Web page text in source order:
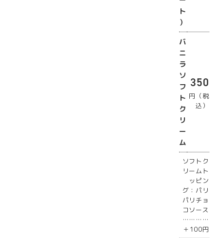
ト
）
バ
ニ
ラ
ソ
フ
ト
ク
リ
ー
ム
350
円（税
込）
ソフトク
リームト
ッピン
グ：パリ
パリチョ
コソース
…………
＋100円